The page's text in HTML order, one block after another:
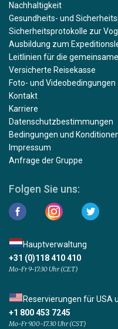
Nachhaltigkeit
Gesundheits- und
Sicherheitsprotokolle zur
Ausbildung zum
Leitlinien für die
Versicherte Reisekasse
Foto- und Videobedingungen
Kontakt
Karriere
Datenschutzbestimmungen
Bedingungen und
Impressum
Anfrage der Gruppe
Folgen Sie uns:
Hauptverwaltung
+31 (0)118 410 410
Mo-Fr 9-17:30 Uhr (CET)
Reservierungen für USA
+1 800 453 7245
Mo-Fr 9.00-17.30 Uhr (CST)